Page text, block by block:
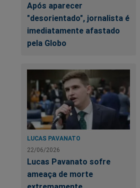
Após aparecer
"desorientado", jornalista é
imediatamente afastado
pela Globo
LUCAS PAVANATO
22/06/2026
Lucas Pavanato sofre
ameaça de morte